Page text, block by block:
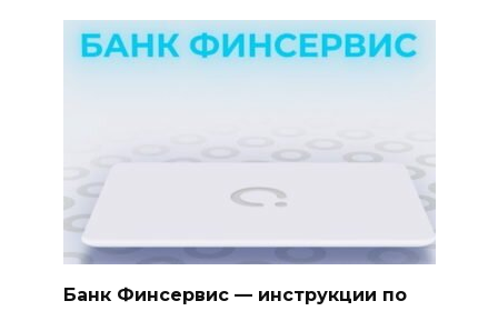
Банк Финсервис — инструкции по